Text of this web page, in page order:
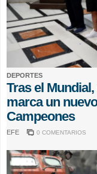
DEPORTES
Tras el
marca un
Campeones
EFE 0 COMENTARIOS